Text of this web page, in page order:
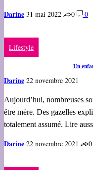
Darine 31 mai 2022 0 0
Lifestyle
Un
Darine 22 novembre 2021
Aujourd’hui, nombreuses
être mère. Des gazelles
totalement assumé. Lire
Darine 22 novembre 2021 0